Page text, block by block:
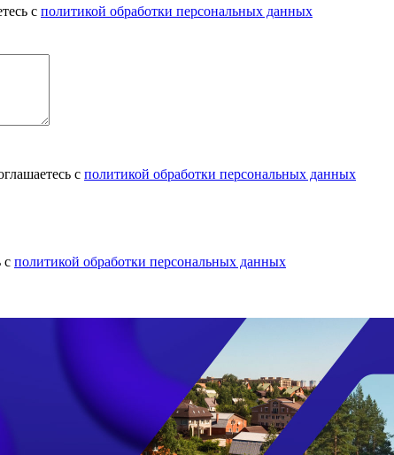
с политикой обработки персональных данных
с политикой обработки персональных данных
с политикой обработки персональных данных